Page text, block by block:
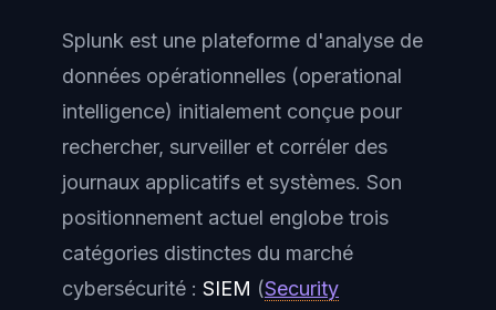
Splunk est une plateforme d'analyse de
données opérationnelles (operational
intelligence) initialement conçue pour
rechercher, surveiller et corréler des
journaux applicatifs et systèmes. Son
positionnement actuel englobe trois
catégories distinctes du marché
cybersécurité : SIEM (Security